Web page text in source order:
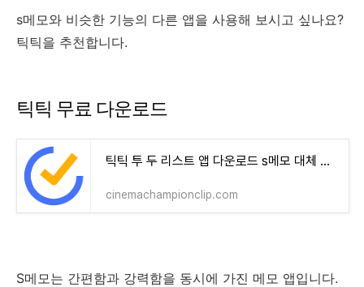
s메모와 비슷한 기능의 다른 앱을 사용해 보시고 싶나요?
틱틱을 추천합니다.
틱틱 무료 다운로드
틱틱 투 두 리스트 앱 다운로드 s메모 대체 추천 앱
cinemachampionclip.com
S메모는 간편함과 강력함을 동시에 가진 메모 앱입니다.